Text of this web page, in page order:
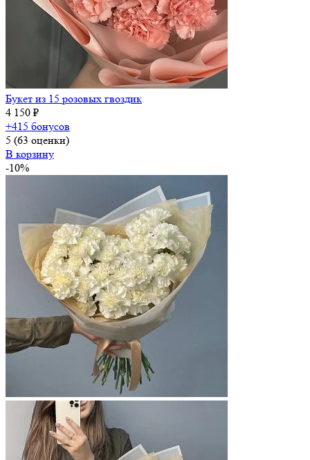
Букет из 15 розовых гвоздик
4 150 ₽
+415 бонусов
5 (63 оценки)
В корзину
-10%